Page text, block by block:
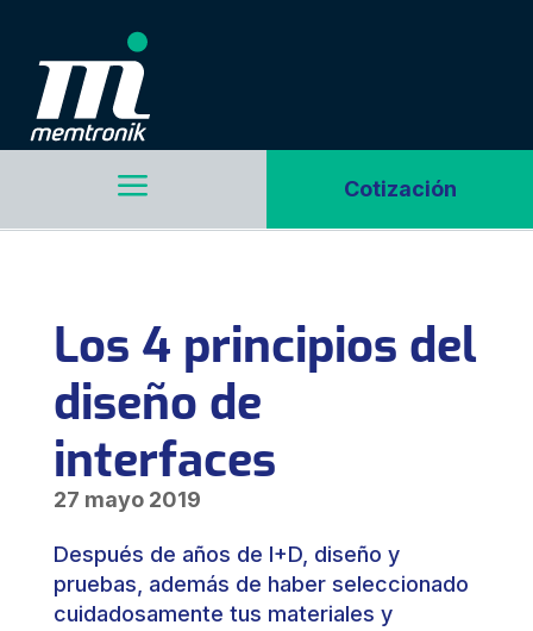
a Cotización
Los 4 principios del
diseño de
interfaces
27 mayo 2019
Después de años de I+D, diseño y
pruebas, además de haber seleccionado
cuidadosamente tus materiales y